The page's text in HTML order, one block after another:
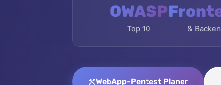
OWASP
Top 10 &
WebApp-Pentest Planer